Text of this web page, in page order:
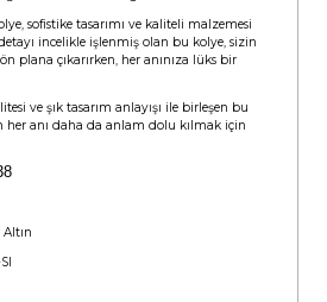
sofistike tasarımı ve kaliteli malzemesi
incelikle işlenmiş olan bu kolye, sizin
plana çıkarırken, her anınıza lüks bir
ve şık tasarım anlayışı ile birleşen bu
her anı daha da anlam dolu kılmak için